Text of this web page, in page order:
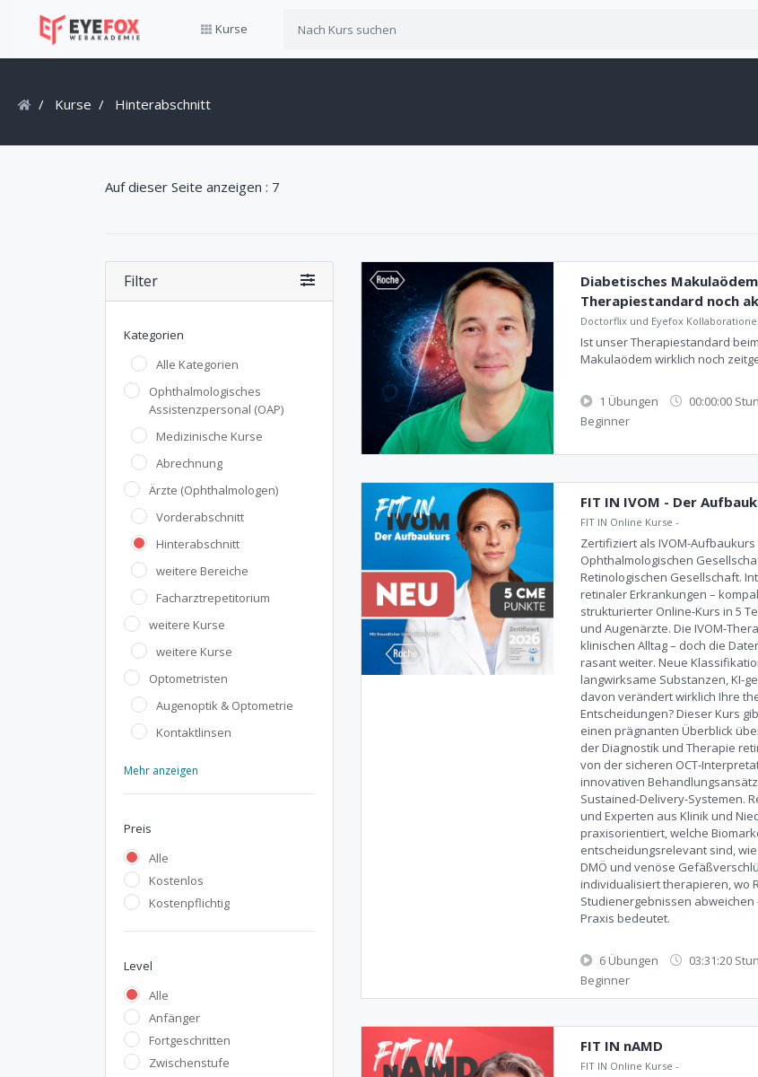
Kurse
Kurse Hinterabschnitt
Auf dieser Seite anzeigen : 7
Filter
Kategorien
Alle Kategorien
Ophthalmologisches
Assistenzpersonal (OAP)
Medizinische Kurse
Abrechnung
Ärzte (Ophthalmologen)
Vorderabschnitt
Hinterabschnitt
weitere Bereiche
Facharztrepetitorium
weitere Kurse
weitere Kurse
Optometristen
Augenoptik & Optometrie
Kontaktlinsen
Mehr anzeigen
Preis
Alle
Kostenlos
Kostenpflichtig
Level
Alle
Anfänger
Fortgeschritten
Zwischenstufe
Diabetisches
Therapiestandard noch
Doctorflix und Eyefox
Ist unser Therapiestandard
Makulaödem wirklich noch
1 Übungen 00:00:00
Beginner
FIT IN IVOM - Der
FIT IN Online Kurse -
Zertifiziert als IVOM-
Ophthalmologischen
Retinologischen Gesellschaft.
retinaler Erkrankungen –
strukturierter Online-Kurs in 5
und Augenärzte. Die IVOM-
klinischen Alltag – doch die
rasant weiter. Neue
langwirksame Substanzen, KI-
davon verändert wirklich Ihre
Entscheidungen? Dieser Kurs
einen prägnanten Überblick
der Diagnostik und Therapie
von der sicheren OCT-
innovativen
Sustained-Delivery-Systemen.
und Experten aus Klinik und
praxisorientiert, welche
entscheidungsrelevant sind,
DMÖ und venöse
individualisiert therapieren, wo
Studienergebnissen
Praxis bedeutet.
6 Übungen 03:31:20
Beginner
FIT IN nAMD
FIT IN Online Kurse -